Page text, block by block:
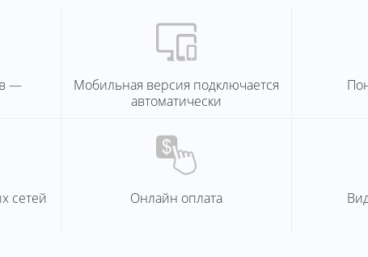
—
Мобильная версия подключается
автоматически
сетей Онлайн оплата